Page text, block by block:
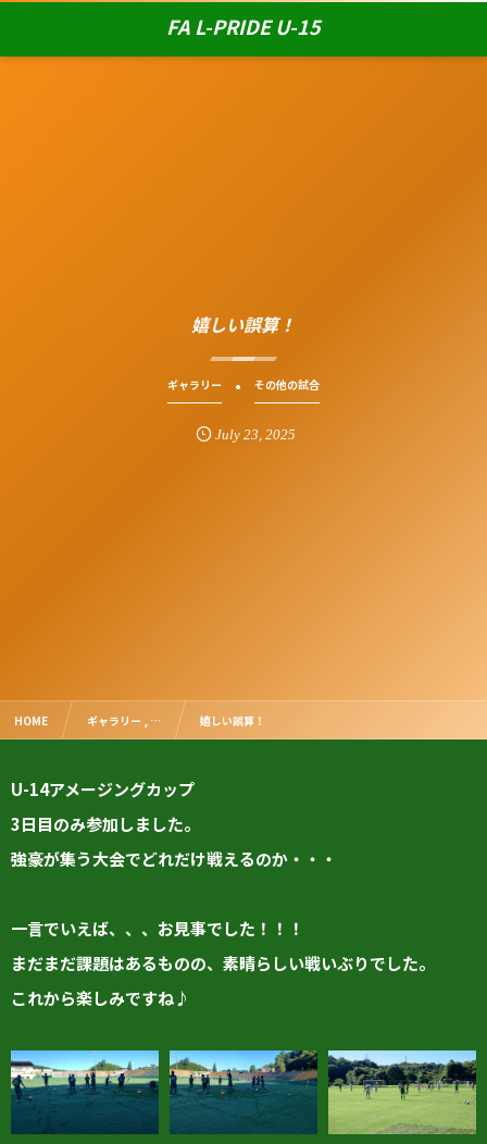
FA L-PRIDE U-15
嬉しい誤算！
ギャラリー その他の試合
July 23, 2025
HOME ギャラリー , … 嬉しい誤算！
U-14アメージングカップ
3日目のみ参加しました。
強豪が集う大会でどれだけ戦えるのか・・・
一言でいえば、、、お見事でした！！！
まだまだ課題はあるものの、素晴らしい戦いぶりでした。
これから楽しみですね♪